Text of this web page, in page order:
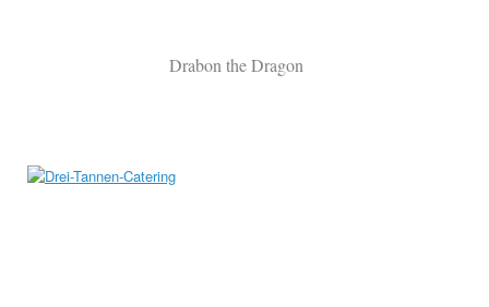
Drabon the Dragon